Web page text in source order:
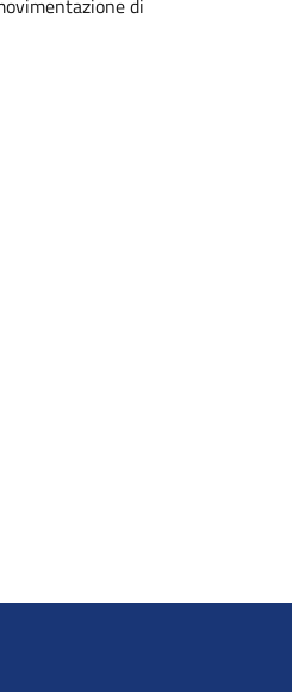
di